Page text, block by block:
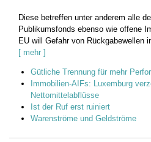
Diese betreffen unter anderem alle
Publikumsfonds ebenso wie offene
EU will Gefahr von Rückgabewellen
[ mehr ]
Gütliche Trennung für mehr
Immobilien-AIFs: Luxemburg
Nettomittelabflüsse
Ist der Ruf erst ruiniert
Warenströme und Geldströme